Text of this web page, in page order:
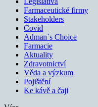
Farmaceutické firmy
Stakeholders
Covid
Adman´s Choice
Farmacie
Aktuality
Zdravotnictví
Věda a výzkum
Pojištění
Ke kávě a čaji